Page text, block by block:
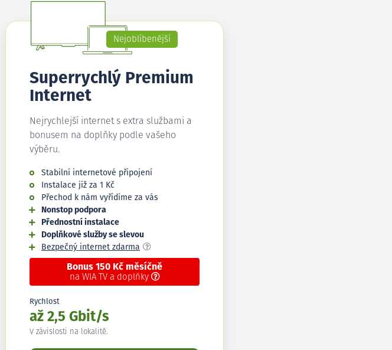
Nejoblíbenější
Superrychlý Premium
Internet
Nejrychlejší internet s extra službami a
bonusem na doplňky podle vašeho
výběru.
Stabilní internetové připojení
Instalace již za 1 Kč
Přechod k nám vyřídíme za vás
Nonstop podpora
Přednostní instalace
Doplňkové služby se slevou
Bezpečný internet zdarma
Bonus 150 Kč měsíčně
na WIA TV a doplňky
Rychlost
až 2,5 Gbit/s
V závislosti na lokalitě.